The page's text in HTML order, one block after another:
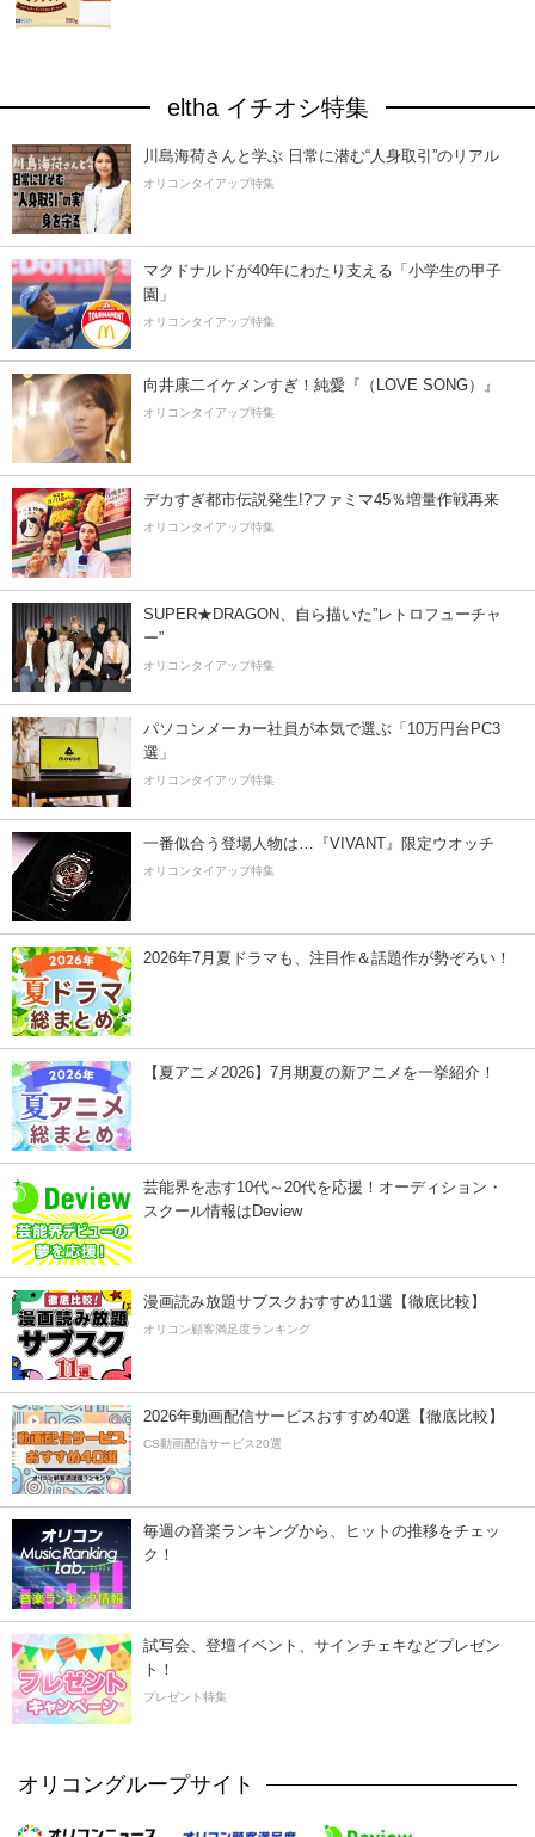
eltha イチオシ特集
川島海荷さんと学ぶ 日常に潜む“人身取引”のリアル
オリコンタイアップ特集
マクドナルドが40年にわたり支える「小学生の甲子
園」
オリコンタイアップ特集
向井康二イケメンすぎ！純愛『（LOVE SONG）』
オリコンタイアップ特集
デカすぎ都市伝説発生!?ファミマ45％増量作戦再来
オリコンタイアップ特集
SUPER★DRAGON、自ら描いた”レトロフューチャ
ー”
オリコンタイアップ特集
パソコンメーカー社員が本気で選ぶ「10万円台PC3
選」
オリコンタイアップ特集
一番似合う登場人物は…『VIVANT』限定ウオッチ
オリコンタイアップ特集
2026年7月夏ドラマも、注目作＆話題作が勢ぞろい！
【夏アニメ2026】7月期夏の新アニメを一挙紹介！
芸能界を志す10代～20代を応援！オーディション・
スクール情報はDeview
漫画読み放題サブスクおすすめ11選【徹底比較】
オリコン顧客満足度ランキング
2026年動画配信サービスおすすめ40選【徹底比較】
CS動画配信サービス20選
毎週の音楽ランキングから、ヒットの推移をチェッ
ク！
試写会、登壇イベント、サインチェキなどプレゼン
ト！
プレゼント特集
オリコングループサイト